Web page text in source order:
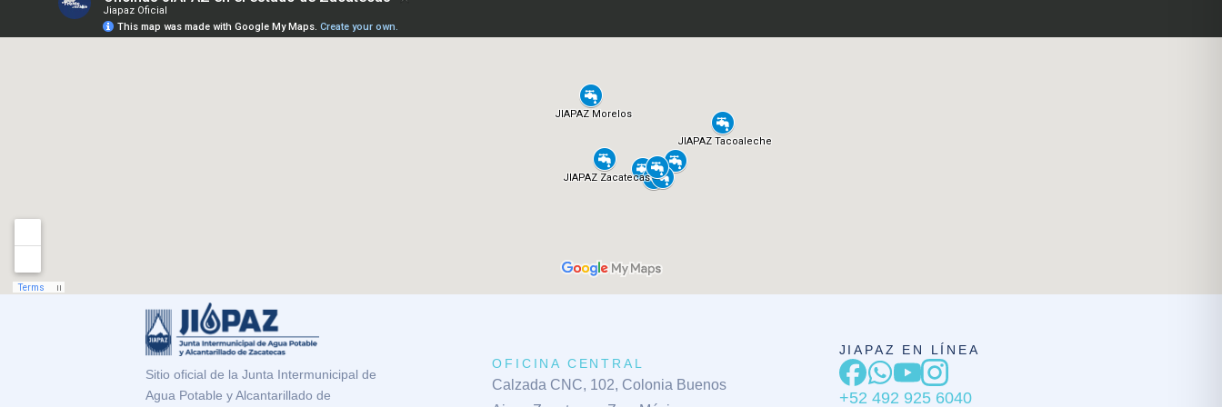
Sitio oficial de la Junta Intermunicipal de
Agua Potable y Alcantarillado de
OFICINA CENTRAL
Calzada CNC, 102, Colonia Buenos
JIAPAZ EN LÍNEA
+52 492 925 6040